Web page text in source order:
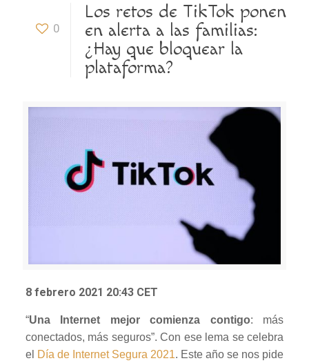
0
Los retos de TikTok ponen
en alerta a las familias:
¿Hay que bloquear la
plataforma?
8 febrero 2021 20:43 CET
“Una Internet mejor comienza contigo: más
conectados, más seguros”. Con ese lema se celebra
el Día de Internet Segura 2021. Este año se nos pide